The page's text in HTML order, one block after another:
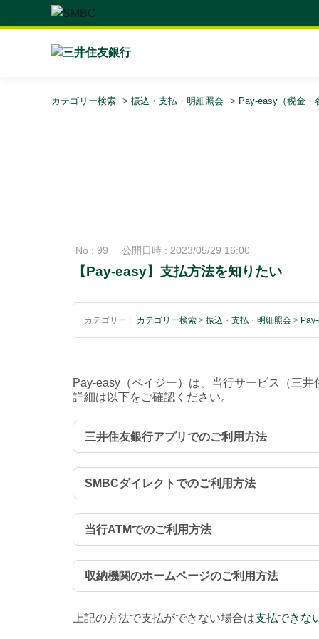
カテゴリー検索 > 振込・支払・明細照会 > Pay-easy（税金・
No : 99 公開日時 : 2023/05/29 16:00
【Pay-easy】支払方法を知りたい
カテゴリー : カテゴリー検索 > 振込・支払・明細照会 >
Pay-easy（ペイジー）は、当行サービス（三
詳細は以下をご確認ください。
三井住友銀行アプリでのご利用方法
SMBCダイレクトでのご利用方法
当行ATMでのご利用方法
収納機関のホームページのご利用方法
上記の方法で支払ができない場合は支払できな